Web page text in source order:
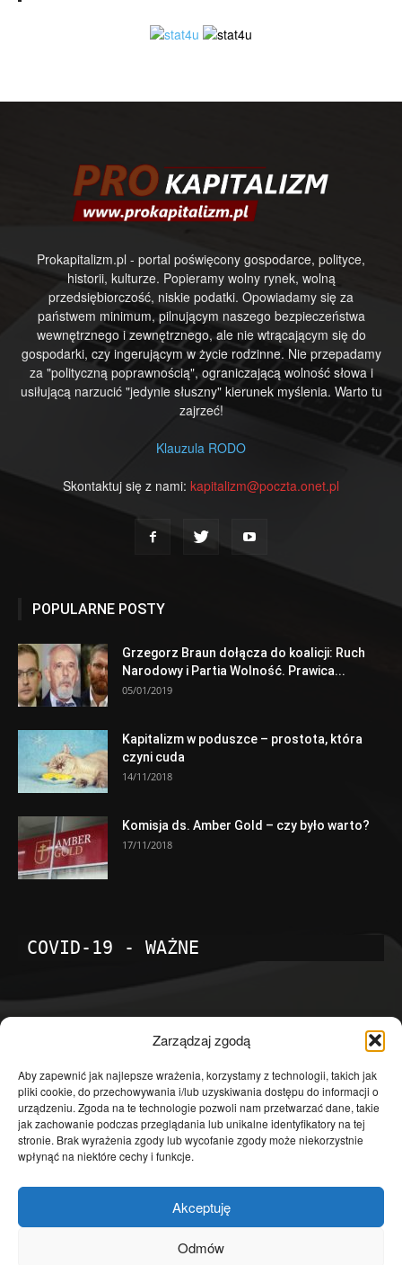
Zarządzaj zgodą
Aby zapewnić jak najlepsze wrażenia, korzystamy z technologii, takich jak
pliki cookie, do przechowywania i/lub uzyskiwania dostępu do informacji o
urządzeniu. Zgoda na te technologie pozwoli nam przetwarzać dane, takie
jak zachowanie podczas przeglądania lub unikalne identyfikatory na tej
stronie. Brak wyrażenia zgody lub wycofanie zgody może niekorzystnie
wpłynąć na niektóre cechy i funkcje.
Akceptuję
Odmów
Prokapitalizm.pl - portal poświęcony gospodarce, polityce,
historii, kulturze. Popieramy wolny rynek, wolną
przedsiębiorczość, niskie podatki. Opowiadamy się za
państwem minimum, pilnującym naszego bezpieczeństwa
wewnętrznego i zewnętrznego, ale nie wtrącającym się do
gospodarki, czy ingerującym w życie rodzinne. Nie przepadamy
za "polityczną poprawnością", ograniczającą wolność słowa i
usiłującą narzucić "jedynie słuszny" kierunek myślenia. Warto tu
zajrzeć!
Klauzula RODO
Skontaktuj się z nami: kapitalizm@poczta.onet.pl
POPULARNE POSTY
Grzegorz Braun dołącza do koalicji: Ruch
Narodowy i Partia Wolność. Prawica...
05/01/2019
Kapitalizm w poduszce – prostota, która
czyni cuda
14/11/2018
Komisja ds. Amber Gold – czy było warto?
17/11/2018
COVID-19 - WAŻNE
Temat dnia
4601
Publicystyka
4363
Polityka
3639
Polska
Społeczeństwo
2823